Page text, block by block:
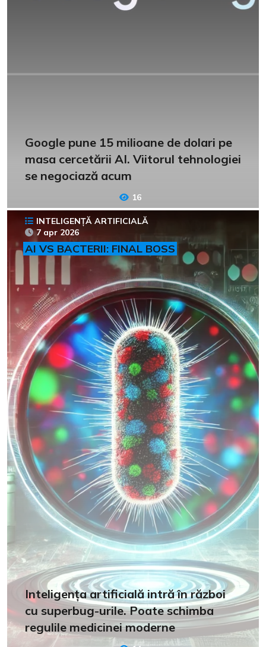
Google pune 15 milioane de dolari pe
masa cercetării AI. Viitorul tehnologiei
se negociază acum
16
INTELIGENȚĂ ARTIFICIALĂ
7 apr 2026
AI VS BACTERII: FINAL BOSS
Inteligența artificială intră în război
cu superbug-urile. Poate schimba
regulile medicinei moderne